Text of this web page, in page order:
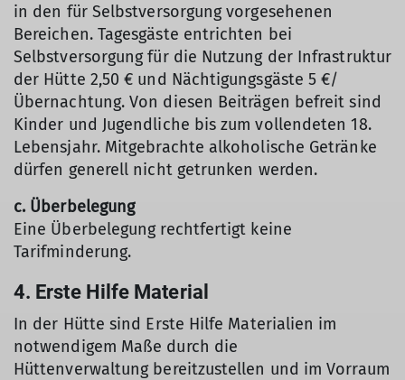
in den für Selbstversorgung vorgesehenen
Bereichen. Tagesgäste entrichten bei
Selbstversorgung für die Nutzung der Infrastruktur
der Hütte 2,50 € und Nächtigungsgäste 5 €/
Übernachtung. Von diesen Beiträgen befreit sind
Kinder und Jugendliche bis zum vollendeten 18.
Lebensjahr. Mitgebrachte alkoholische Getränke
dürfen generell nicht getrunken werden.
c. Überbelegung
Eine Überbelegung rechtfertigt keine
Tarifminderung.
4. Erste Hilfe Material
In der Hütte sind Erste Hilfe Materialien im
notwendigem Maße durch die
Hüttenverwaltung bereitzustellen und im Vorraum